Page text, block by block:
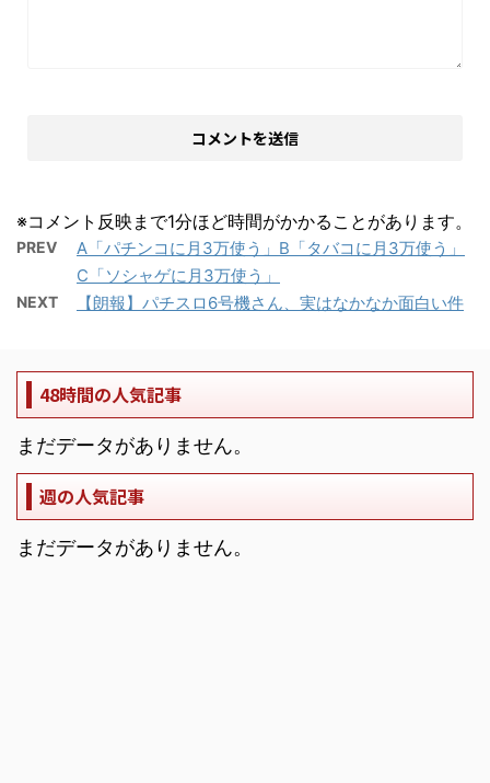
※コメント反映まで1分ほど時間がかかることがあります。
PREV
A「パチンコに月3万使う」B「タバコに月3万使う」
C「ソシャゲに月3万使う」
NEXT 【朗報】パチスロ6号機さん、実はなかなか面白い件
48時間の人気記事
まだデータがありません。
週の人気記事
まだデータがありません。